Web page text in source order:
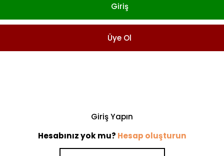
Giriş
Üye Ol
Giriş Yapın
Hesabınız yok mu? Hesap oluşturun